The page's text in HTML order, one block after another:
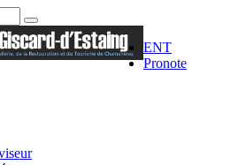
ENT
Pronote